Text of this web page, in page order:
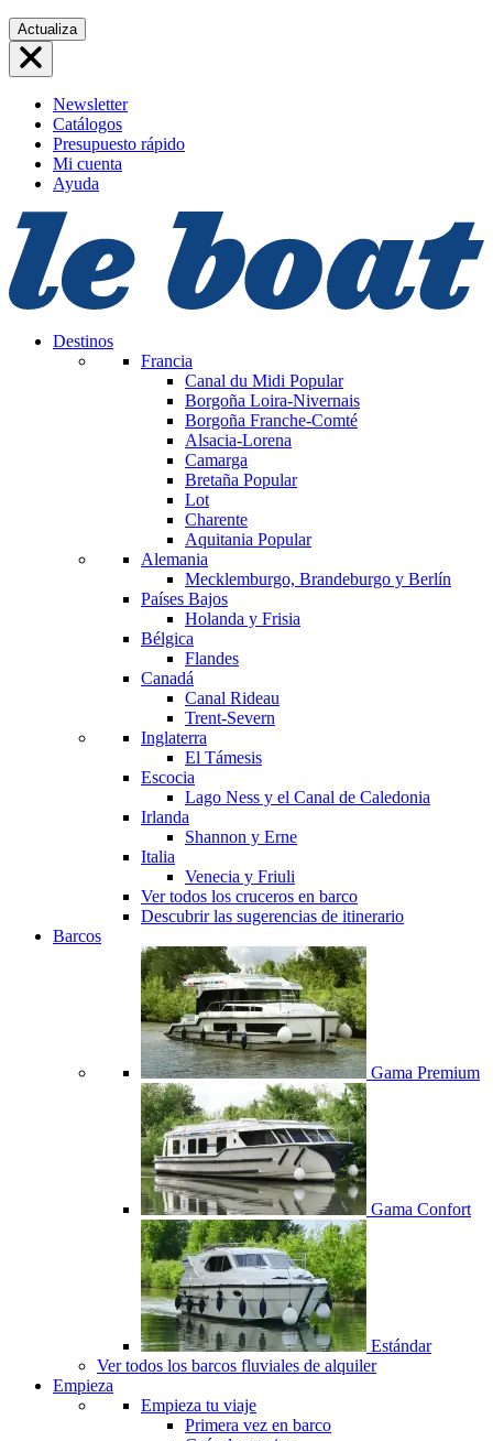
Saltar
al
contenido
Actualiza
Newsletter
Catálogos
Presupuesto rápido
Mi cuenta
Ayuda
Destinos
Francia
Canal du Midi Popular
Borgoña Loira-Nivernais
Borgoña Franche-Comté
Alsacia-Lorena
Camarga
Bretaña Popular
Lot
Charente
Aquitania Popular
Alemania
Mecklemburgo, Brandeburgo y Berlín
Países Bajos
Holanda y Frisia
Bélgica
Flandes
Canadá
Canal Rideau
Trent-Severn
Inglaterra
El Támesis
Escocia
Lago Ness y el Canal de Caledonia
Irlanda
Shannon y Erne
Italia
Venecia y Friuli
Ver todos los cruceros en barco
Descubrir las sugerencias de itinerario
Barcos
Gama Premium
Gama Confort
Estándar
Ver todos los barcos fluviales de alquiler
Empieza
Empieza tu viaje
Primera vez en barco